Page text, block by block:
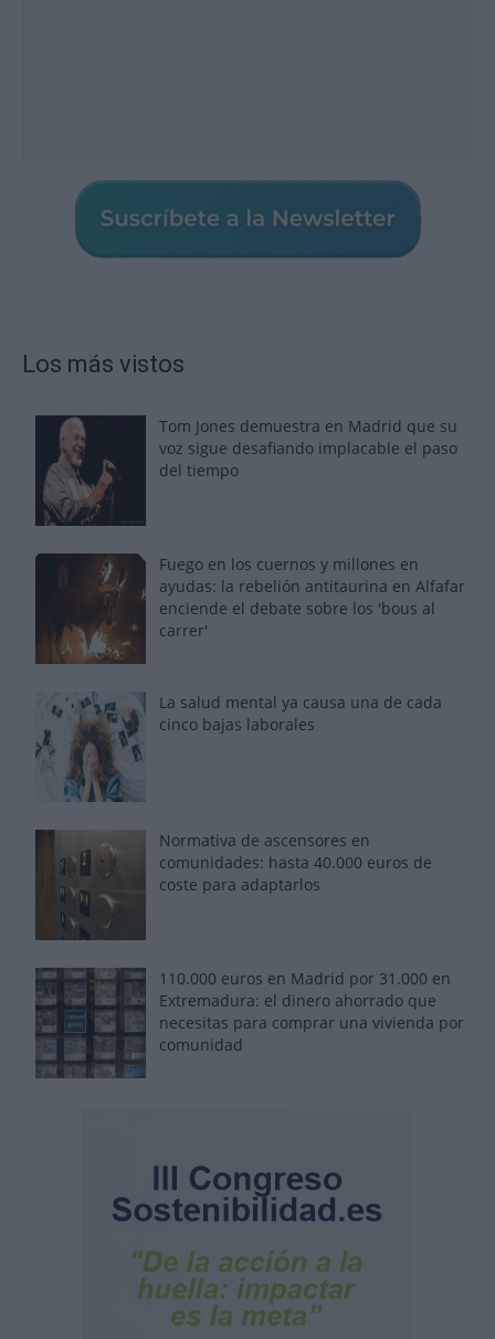
Los más vistos
Tom Jones demuestra en Madrid que su
voz sigue desafiando implacable el paso
del tiempo
Fuego en los cuernos y millones en
ayudas: la rebelión antitaurina en Alfafar
enciende el debate sobre los 'bous al
carrer'
La salud mental ya causa una de cada
cinco bajas laborales
Normativa de ascensores en
comunidades: hasta 40.000 euros de
coste para adaptarlos
110.000 euros en Madrid por 31.000 en
Extremadura: el dinero ahorrado que
necesitas para comprar una vivienda por
comunidad